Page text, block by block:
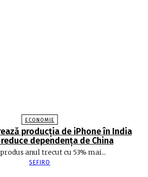
ECONOMIE
producția de iPhone în India
dependența de China
anul trecut cu 53% mai...
SEFIRO